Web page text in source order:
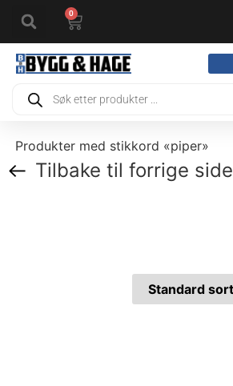
0
Produkter med stikkord «piper»
Tilbake til forrige side